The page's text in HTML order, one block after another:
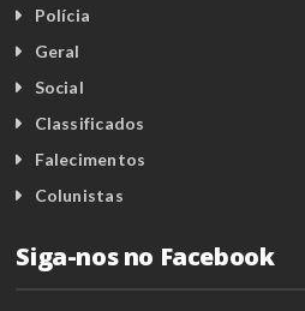
Polícia
Geral
Social
Classificados
Falecimentos
Colunistas
Siga-nos no Facebook